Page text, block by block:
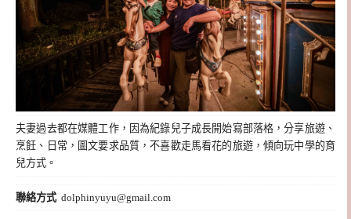
夫妻過去都在媒體工作，因為紀錄兒子成長開始寫部落格，分享旅遊、
烹飪、日常，圖文要求品質，不喜歡走馬看花的旅遊，傾向玩中學的育
兒方式。
聯絡方式 dolphinyuyu@gmail.com